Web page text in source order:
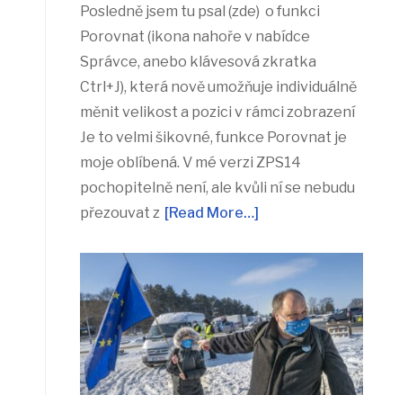
Posledně jsem tu psal (zde) o funkci
Porovnat (ikona nahoře v nabídce
Správce, anebo klávesová zkratka
Ctrl+J), která nově umožňuje individuálně
měnit velikost a pozici v rámci zobrazení
Je to velmi šikovné, funkce Porovnat je
moje oblíbená. V mé verzi ZPS14
pochopitelně není, ale kvůli ní se nebudu
přezouvat z [Read More…]